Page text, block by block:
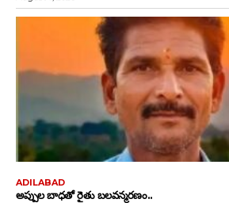
ADILABAD
అప్పుల బాధతో రైతు బలవన్మరణం..